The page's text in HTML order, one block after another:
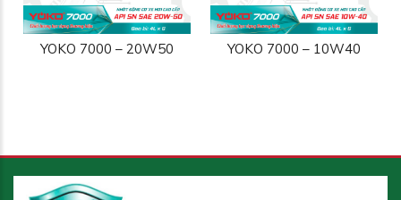
YOKO 7000 – 20W50 YOKO 7000 – 10W40